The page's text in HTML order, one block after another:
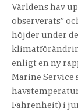
Världens hav
observerats”
höjder under
enligt en ny
Marine Service
Fahrenheit) i